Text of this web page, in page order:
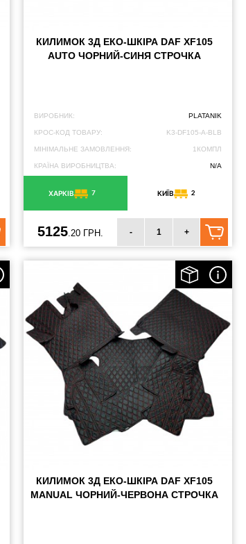
КИЛИМОК 3Д ЕКО-ШКІРА DAF XF105
AUTO ЧОРНИЙ-СИНЯ СТРОЧКА
ВИРОБНИК: PLATANIK
КРОС-КОД ТОВАРУ: K3-DF105-A-BLB
МІНІМАЛЬНЕ ЗАМОВЛЕННЯ: 1КОМПЛ
КРАЇНА ВИРОБНИЦТВА: N/A
ХАРКІВ 7 КИЇВ 2
5125.20 ГРН. - +
КИЛИМОК 3Д ЕКО-ШКІРА DAF XF105
MANUAL ЧОРНИЙ-ЧЕРВОНА СТРОЧКА